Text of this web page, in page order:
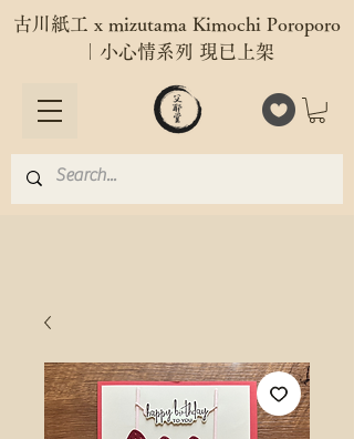
古川紙工 x mizutama Kimochi Poroporo
｜小心情系列 現已上架